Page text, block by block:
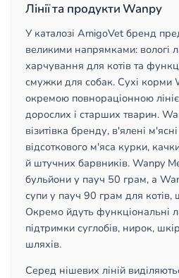
Лінії та продукти Wanpy
У каталозі AmigoVet бренд
великими напрямками: вологі
харчування для котів та
смужки для собак. Сухі корми
окремою повнораціонною
дорослих і старших тварин.
візитівка бренду, в'ялені
відсоткового м'яса курки,
й штучних барвників. Wanpy
бульйони у пауч 50 грам, а
супи у пауч 90 грам для
Окремо йдуть функціональні
підтримки суглобів, нирок,
шляхів.
Серед нішевих ліній